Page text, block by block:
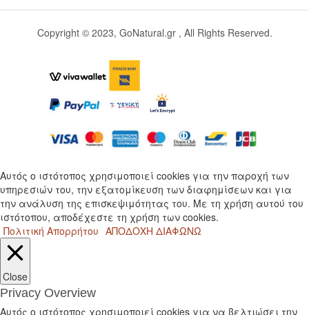
Copyright © 2023, GoNatural.gr , All Rights Reserved.
Αυτός ο ιστότοπος χρησιμοποιεί cookies για την παροχή των
υπηρεσιών του, την εξατομίκευση των διαφημίσεων και για
την ανάλυση της επισκεψιμότητας του. Με τη χρήση αυτού του
ιστότοπου, αποδέχεστε τη χρήση των cookies.
Πολιτική Απορρήτου ΑΠΟΔΟΧΗ ΔΙΑΦΩΝΩ
Close
Privacy Overview
Αυτός ο ιστότοπος χρησιμοποιεί cookies για να βελτιώσει την